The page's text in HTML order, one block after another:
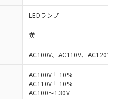
LEDランプ
黄
AC100V、AC110V、AC120V
AC100V±10%
AC110V±10%
AC100～130V